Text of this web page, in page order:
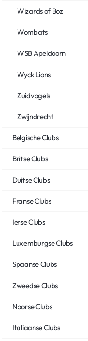
Wizards of Boz
Wombats
WSB Apeldoorn
Wyck Lions
Zuidvogels
Zwijndrecht
Belgische Clubs
Britse Clubs
Duitse Clubs
Franse Clubs
Ierse Clubs
Luxemburgse Clubs
Spaanse Clubs
Zweedse Clubs
Noorse Clubs
Italiaanse Clubs